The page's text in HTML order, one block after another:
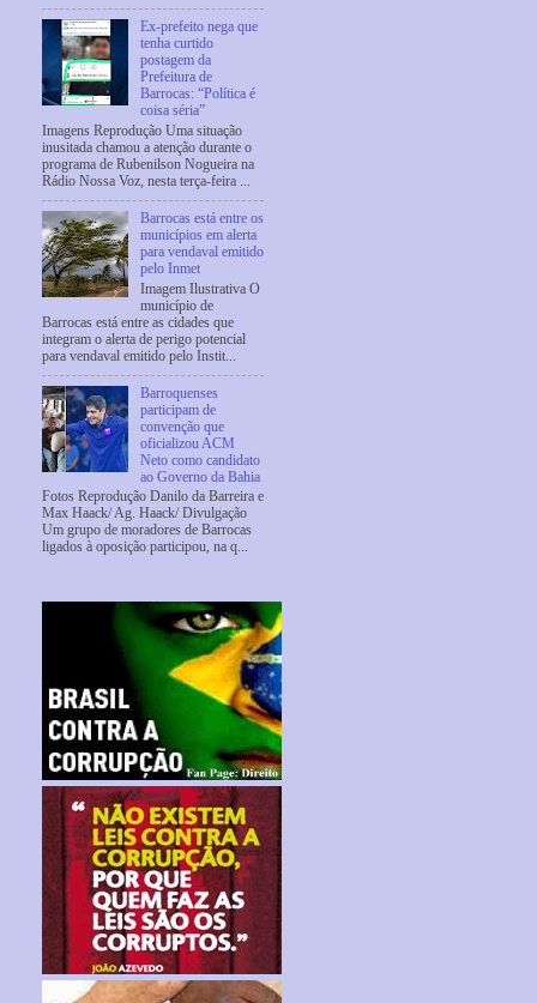
Ex-prefeito nega que
tenha curtido
postagem da
Prefeitura de
Barrocas: “Política é
coisa séria”
Imagens Reprodução Uma situação
inusitada chamou a atenção durante o
programa de Rubenilson Nogueira na
Rádio Nossa Voz, nesta terça-feira ...
Barrocas está entre os
municípios em alerta
para vendaval emitido
pelo Inmet
Imagem Ilustrativa O
município de
Barrocas está entre as cidades que
integram o alerta de perigo potencial
para vendaval emitido pelo Instit...
Barroquenses
participam de
convenção que
oficializou ACM
Neto como candidato
ao Governo da Bahia
Fotos Reprodução Danilo da Barreira e
Max Haack/ Ag. Haack/ Divulgação
Um grupo de moradores de Barrocas
ligados à oposição participou, na q...